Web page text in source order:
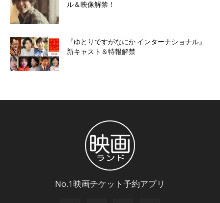
ル＆映像解禁！
『ゆとりですがなにか インターナショナル』
新キャスト＆特報解禁
No.1映画チケット予約アプリ